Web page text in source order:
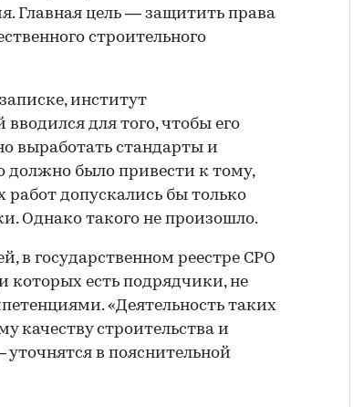
Главная цель — защитить права
строительного
институт
для того, чтобы его
выработать стандарты и
должно было привести к тому,
допускались бы только
Однако такого не произошло.
в государственном реестре СРО
которых есть подрядчики, не
«Деятельность таких
качеству строительства и
уточнятся в пояснительной